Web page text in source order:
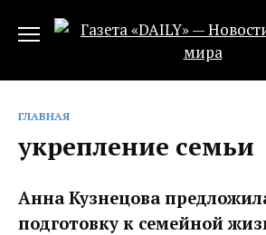
ГЛАВНАЯ
укрепление семьи
Анна Кузнецова
подготовку к семейной